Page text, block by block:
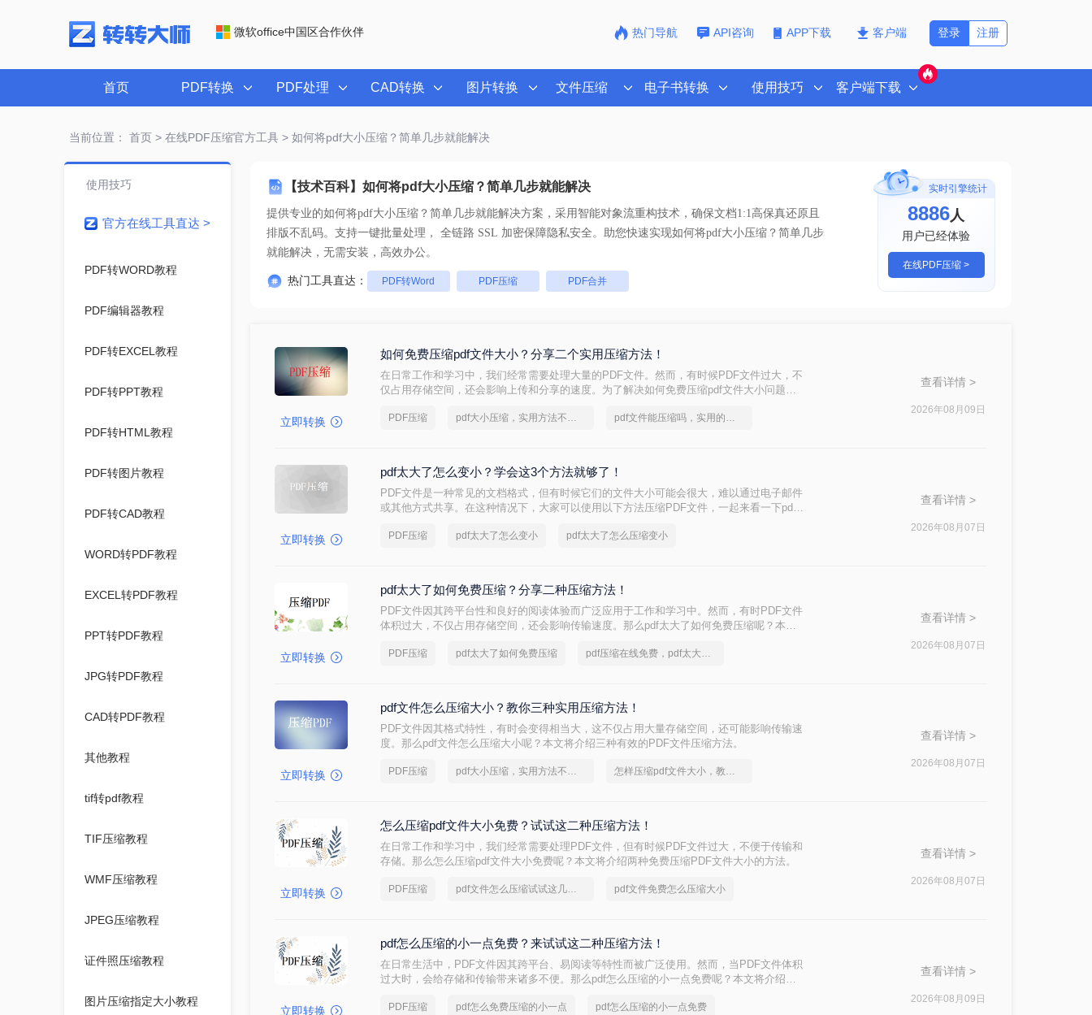
微软office中国区合作伙伴 热门导航 API咨询 APP下载 客户端 注册
登录
首页 PDF转换 PDF处理 CAD转换 图片转换 文件压缩 电子书转换 使用技巧 客户端下载
当前位置： 首页> 在线PDF压缩官方工具> 如何将pdf大小压缩？简单几步就能解决
【技术百科】如何将pdf大小压缩？简单几步就能解决
提供专业的如何将pdf大小压缩？简单几步就能解决方案，采用智能对象流重构技术，确保文档1:1高保真还原且
排版不乱码。支持一键批量处理， 全链路 SSL 加密保障隐私安全。助您快速实现如何将pdf大小压缩？简单几步
就能解决，无需安装，高效办公。
热门工具直达： PDF转Word PDF压缩 PDF合并
实时引擎统计
8886人
用户已经体验
在线PDF压缩 >
使用技巧
官方在线工具直达 >
PDF转WORD教程
PDF编辑器教程
PDF转EXCEL教程
PDF转PPT教程
PDF转HTML教程
PDF转图片教程
PDF转CAD教程
WORD转PDF教程
EXCEL转PDF教程
PPT转PDF教程
JPG转PDF教程
CAD转PDF教程
其他教程
tif转pdf教程
TIF压缩教程
WMF压缩教程
JPEG压缩教程
证件照压缩教程
图片压缩指定大小教程
立即转换
如何免费压缩pdf文件大小？分享二个实用压缩方法！
在日常工作和学习中，我们经常需要处理大量的PDF文件。然而，有时候PDF文件过大，不
仅占用存储空间，还会影响上传和分享的速度。为了解决如何免费压缩pdf文件大小问题，
PDF压缩 pdf大小压缩，实用方法不要错过 pdf文件能压缩吗，实用的方法来了
查看详情 >
2026年08月09日
立即转换
pdf太大了怎么变小？学会这3个方法就够了！
PDF文件是一种常见的文档格式，但有时候它们的文件大小可能会很大，难以通过电子邮件
或其他方式共享。在这种情况下，大家可以使用以下方法压缩PDF文件，一起来看一下pdf
PDF压缩 pdf太大了怎么变小 pdf太大了怎么压缩变小
查看详情 >
2026年08月07日
立即转换
pdf太大了如何免费压缩？分享二种压缩方法！
PDF文件因其跨平台性和良好的阅读体验而广泛应用于工作和学习中。然而，有时PDF文件
体积过大，不仅占用存储空间，还会影响传输速度。那么pdf太大了如何免费压缩呢？本文
PDF压缩 pdf太大了如何免费压缩 pdf压缩在线免费，pdf太大了怎么压缩
查看详情 >
2026年08月07日
立即转换
pdf文件怎么压缩大小？教你三种实用压缩方法！
PDF文件因其格式特性，有时会变得相当大，这不仅占用大量存储空间，还可能影响传输速
度。那么pdf文件怎么压缩大小呢？本文将介绍三种有效的PDF文件压缩方法。
PDF压缩 pdf大小压缩，实用方法不要错过 怎样压缩pdf文件大小，教你几个方法
查看详情 >
2026年08月07日
立即转换
怎么压缩pdf文件大小免费？试试这二种压缩方法！
在日常工作和学习中，我们经常需要处理PDF文件，但有时候PDF文件过大，不便于传输和
存储。那么怎么压缩pdf文件大小免费呢？本文将介绍两种免费压缩PDF文件大小的方法。
PDF压缩 pdf文件怎么压缩试试这几个方法 pdf文件免费怎么压缩大小
查看详情 >
2026年08月07日
立即转换
pdf怎么压缩的小一点免费？来试试这二种压缩方法！
在日常生活中，PDF文件因其跨平台、易阅读等特性而被广泛使用。然而，当PDF文件体积
过大时，会给存储和传输带来诸多不便。那么pdf怎么压缩的小一点免费呢？本文将介绍两
PDF压缩 pdf怎么免费压缩的小一点 pdf怎么压缩的小一点免费
查看详情 >
2026年08月09日